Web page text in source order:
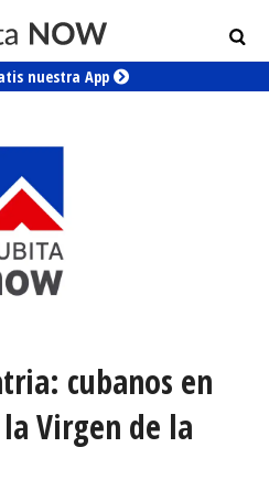
nuestra App
cubanos en
Virgen de la